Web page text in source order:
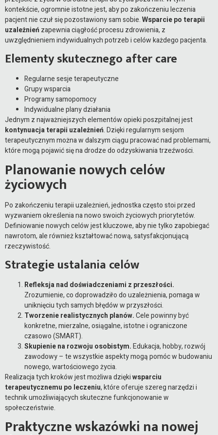
kontekście, ogromnie istotne jest, aby po zakończeniu leczenia
pacjent nie czuł się pozostawiony sam sobie.Wsparcie po terapii
uzależnień zapewnia ciągłość procesu zdrowienia, z
uwzględnieniem indywidualnych potrzeb i celów każdego pacjenta.
Elementy skutecznego after care
Regularne sesje terapeutyczne
Grupy wsparcia
Programy samopomocy
Indywidualne plany działania
Jednym z najważniejszych elementów opieki poszpitalnej jest
kontynuacja terapii uzależnień. Dzięki regularnym sesjom
terapeutycznym można w dalszym ciągu pracować nad problemami,
które mogą pojawić się na drodze do odzyskiwania trzeźwości.
Planowanie nowych celów
życiowych
Po zakończeniu terapii uzależnień, jednostka często stoi przed
wyzwaniem określenia na nowo swoich życiowych priorytetów.
Definiowanie nowych celów jest kluczowe, aby nie tylko zapobiegać
nawrotom, ale również kształtować nową, satysfakcjonującą
rzeczywistość.
Strategie ustalania celów
Refleksja nad doświadczeniami z przeszłości.
Zrozumienie, co doprowadziło do uzależnienia, pomaga w
uniknięciu tych samych błędów w przyszłości.
Tworzenie realistycznych planów.Cele powinny być
konkretne, mierzalne, osiągalne, istotne i ograniczone
czasowo (SMART).
Skupienie na rozwoju osobistym.Edukacja, hobby, rozwój
zawodowy – te wszystkie aspekty mogą pomóc w budowaniu
nowego, wartościowego życia.
Realizacja tych kroków jest możliwa dziękiwsparciu
terapeutycznemu po leczeniu, które oferuje szereg narzędzi i
technik umożliwiających skuteczne funkcjonowanie w
społeczeństwie.
Praktyczne wskazówki na nowej